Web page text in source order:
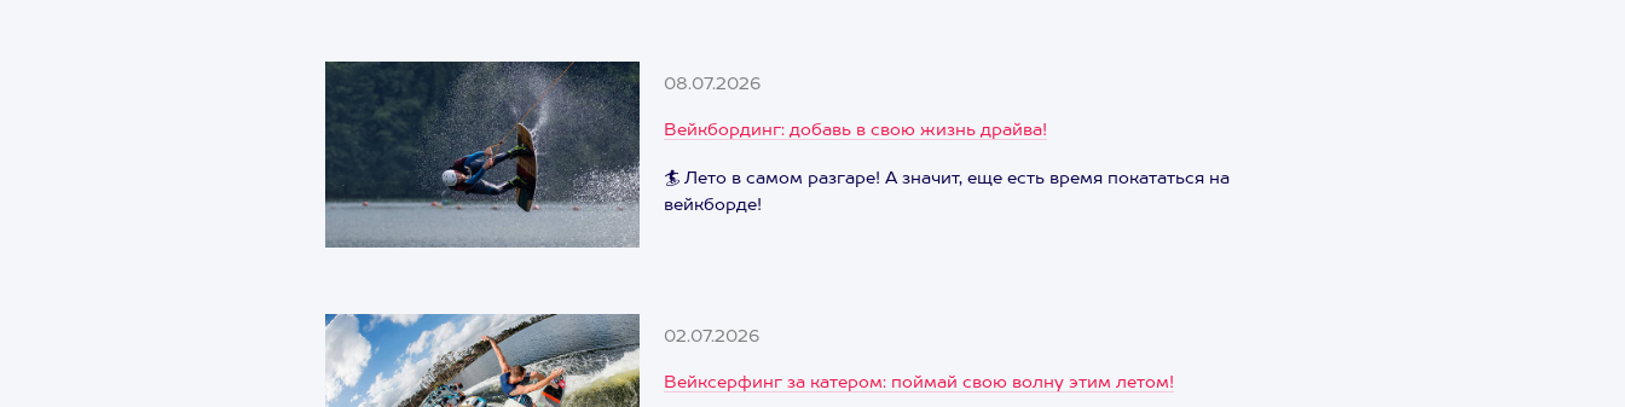
08.07.2026
Вейкбординг: добавь в свою жизнь драйва!
🏄 Лето в самом разгаре! А значит, еще есть время покататься на
вейкборде!
02.07.2026
Вейксерфинг за катером: поймай свою волну этим летом!